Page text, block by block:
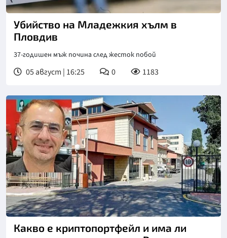
Убийство на Младежкия хълм в
Пловдив
37-годишен мъж почина след жесток побой
05 август | 16:25 0 1183
Какво е криптопортфейл и има ли